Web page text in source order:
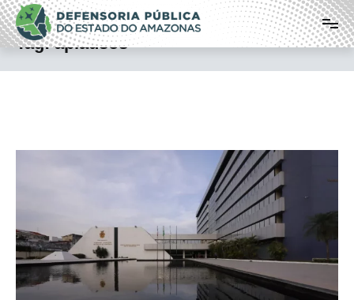
Pular
para
o
conteúdo
Defensoria Pública do Estado do
Amazonas
Tag:aplausos